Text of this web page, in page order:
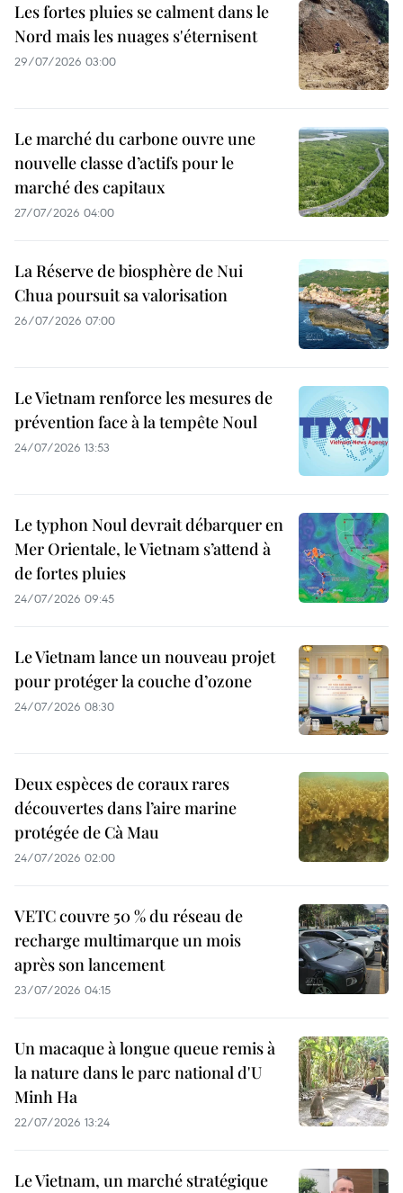
Les fortes pluies se calment dans le
Nord mais les nuages s'éternisent
29/07/2026 03:00
Le marché du carbone ouvre une
nouvelle classe d’actifs pour le
marché des capitaux
27/07/2026 04:00
La Réserve de biosphère de Nui
Chua poursuit sa valorisation
26/07/2026 07:00
Le Vietnam renforce les mesures de
prévention face à la tempête Noul
24/07/2026 13:53
Le typhon Noul devrait débarquer en
Mer Orientale, le Vietnam s’attend à
de fortes pluies
24/07/2026 09:45
Le Vietnam lance un nouveau projet
pour protéger la couche d’ozone
24/07/2026 08:30
Deux espèces de coraux rares
découvertes dans l’aire marine
protégée de Cà Mau
24/07/2026 02:00
VETC couvre 50 % du réseau de
recharge multimarque un mois
après son lancement
23/07/2026 04:15
Un macaque à longue queue remis à
la nature dans le parc national d'U
Minh Ha
22/07/2026 13:24
Le Vietnam, un marché stratégique